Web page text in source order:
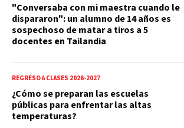
"Conversaba con mi maestra cuando le
dispararon": un alumno de 14 años es
sospechoso de matar a tiros a 5
docentes en Tailandia
REGRESO A CLASES 2026-2027
¿Cómo se preparan las escuelas
públicas para enfrentar las altas
temperaturas?